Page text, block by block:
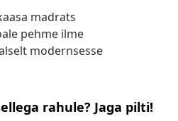
madrats
pehme ilme
modernsesse
rahule? Jaga pilti!